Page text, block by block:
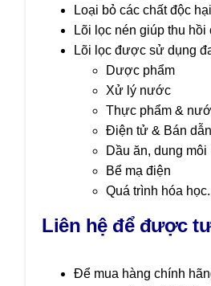
Loại bỏ các chất độc
Lõi lọc nén giúp thu
Lõi lọc được sử dụng
Dược phẩm
Xử lý nước
Thực phẩm &
Điện tử & Bán dẫn
Dầu ăn, dung môi
Bể mạ điện
Quá trình hóa
Liên hệ để được
Để mua hàng chính